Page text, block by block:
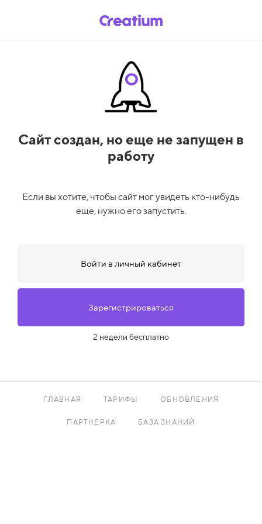
Сайт создан, но еще не запущен в
работу
Если вы хотите, чтобы сайт мог увидеть кто-нибудь
еще, нужно его запустить.
Войти в личный кабинет
Зарегистрироваться
2 недели бесплатно
ГЛАВНАЯ ТАРИФЫ ОБНОВЛЕНИЯ
ПАРТНЕРКА БАЗА ЗНАНИЙ